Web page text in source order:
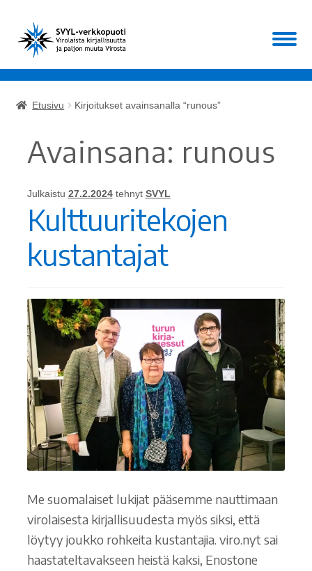
Siirry
navigointiin
Siirry
sisältöön
Valikko
tason
Muut
ALE!
Ajankohtaista
Oma tili
Ostoskori
Tilaus- ja sopimusehdot sekä tietosuojaseloste
Saavutettavuusseloste
Etusivu Kirjoitukset avainsanalla “runous”
Avainsana: runous
Julkaistu 27.2.2024 tehnyt SVYL
Kulttuuritekojen
kustantajat
Me suomalaiset lukijat pääsemme nauttimaan
virolaisesta kirjallisuudesta myös siksi, että
löytyy joukko rohkeita kustantajia. viro.nyt sai
haastateltavakseen heistä kaksi, Enostone